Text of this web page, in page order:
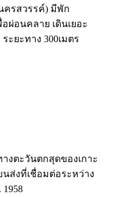
ครสวรรค์) มีพัก
ผ่อนคลาย เดินเยอะ
ะยะทาง 300เมตร
งตะวันตกสุดของเกาะ
ส่งที่เชื่อมต่อระหว่าง